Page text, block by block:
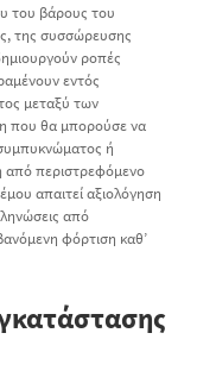
του βάρους του
της συσσώρευσης
ροπές
εντός
μεταξύ των
που θα μπορούσε να
ή
περιστρεφόμενο
απαιτεί αξιολόγηση
από
φόρτιση καθ’